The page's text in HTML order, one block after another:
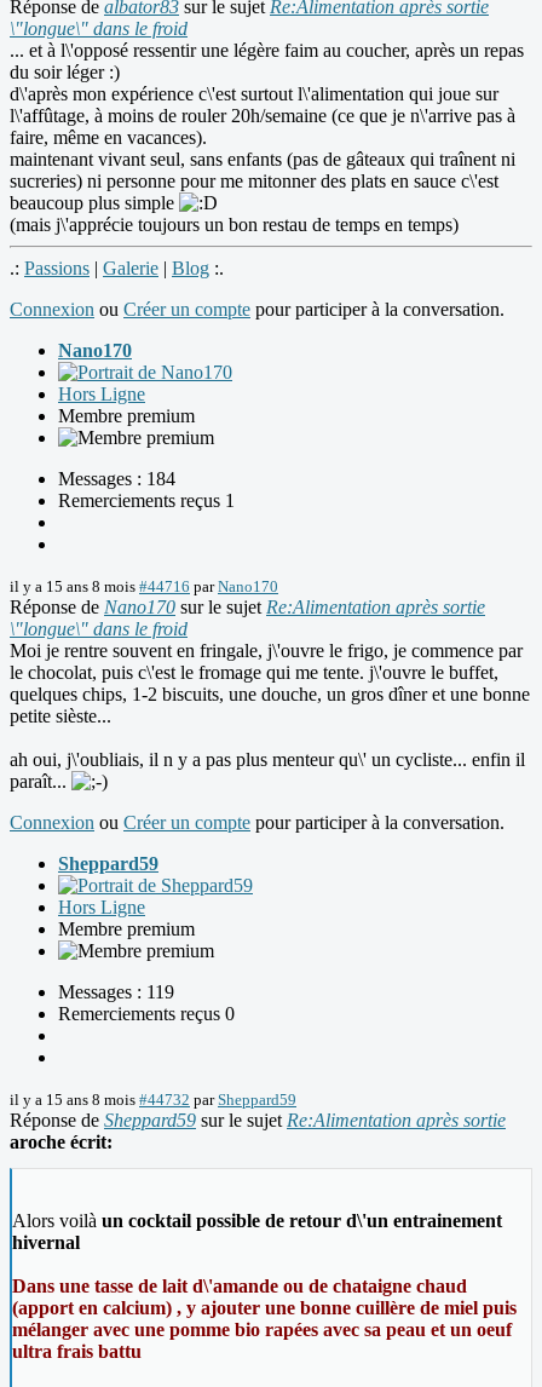
Réponse de albator83 sur le sujet Re:Alimentation après sortie
\"longue\" dans le froid
... et à l\'opposé ressentir une légère faim au coucher, après un repas
du soir léger :)
d\'après mon expérience c\'est surtout l\'alimentation qui joue sur
l\'affûtage, à moins de rouler 20h/semaine (ce que je n\'arrive pas à
faire, même en vacances).
maintenant vivant seul, sans enfants (pas de gâteaux qui traînent ni
sucreries) ni personne pour me mitonner des plats en sauce c\'est
beaucoup plus simple
(mais j\'apprécie toujours un bon restau de temps en temps)
.: Passions | Galerie | Blog :.
Connexion ou Créer un compte pour participer à la conversation.
Nano170
Hors Ligne
Membre premium
Messages : 184
Remerciements reçus 1
il y a 15 ans 8 mois #44716 parNano170
Réponse de Nano170 sur le sujet Re:Alimentation après sortie
\"longue\" dans le froid
Moi je rentre souvent en fringale, j\'ouvre le frigo, je commence par
le chocolat, puis c\'est le fromage qui me tente. j\'ouvre le buffet,
quelques chips, 1-2 biscuits, une douche, un gros dîner et une bonne
petite sièste...
ah oui, j\'oubliais, il n y a pas plus menteur qu\' un cycliste... enfin il
paraît...
Connexion ou Créer un compte pour participer à la conversation.
Sheppard59
Hors Ligne
Membre premium
Messages : 119
Remerciements reçus 0
il y a 15 ans 8 mois #44732 parSheppard59
Réponse de Sheppard59 sur le sujet Re:Alimentation après sortie
aroche écrit:
Alors voilà un cocktail possible de retour d\'un entrainement
hivernal
Dans une tasse de lait d\'amande ou de chataigne chaud
(apport en calcium) , y ajouter une bonne cuillère de miel puis
mélanger avec une pomme bio rapées avec sa peau et un oeuf
ultra frais battu